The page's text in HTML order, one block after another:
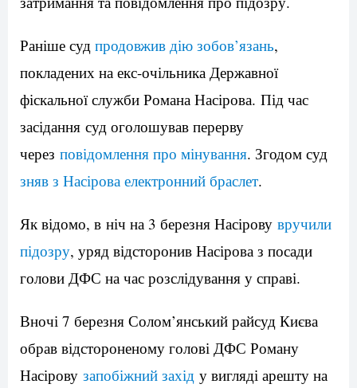
Раніше суд продовжив дію зобов’язань,
покладених на екс-очільника Державної
фіскальної служби Романа Насірова. Під час
засідання суд оголошував перерву
через повідомлення про мінування. Згодом суд
зняв з Насірова електронний браслет.
Як відомо, в ніч на 3 березня Насірову вручили
підозру, уряд відсторонив Насірова з посади
голови ДФС на час розслідування у справі.
Вночі 7 березня Солом’янський райсуд Києва
обрав відстороненому голові ДФС Роману
Насірову запобіжний захід у вигляді арешту на